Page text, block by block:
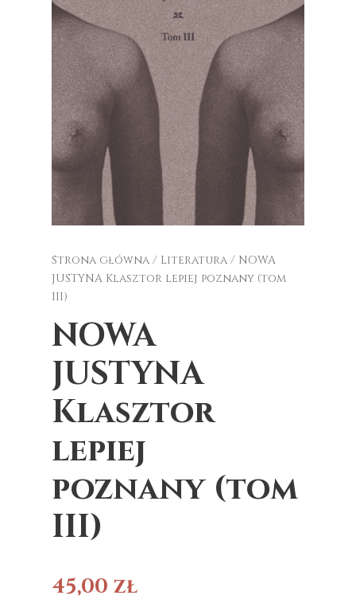
Strona główna / Literatura / NOWA
JUSTYNA Klasztor lepiej poznany (tom
III)
NOWA
JUSTYNA
Klasztor
lepiej
poznany (tom
III)
45,00 zł